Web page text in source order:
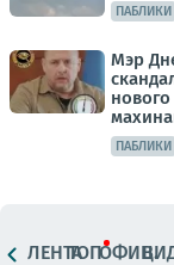
ПАБЛИКИ
Мэр
ПАБЛИКИ
ЛЕНТАТОПОФИЦ.